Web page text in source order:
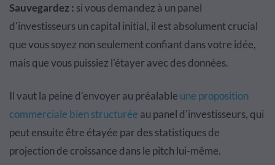
Sauvegardez : si vous demandez à un panel
d'investisseurs un capital initial, il est absolument crucial
que vous soyez non seulement confiant dans votre idée,
mais que vous puissiez l'étayer avec des données.
Il vaut la peine d'envoyer au préalable une proposition
commerciale bien structurée au panel d'investisseurs, qui
peut ensuite être étayée par des statistiques de
projection de croissance dans le pitch lui-même.